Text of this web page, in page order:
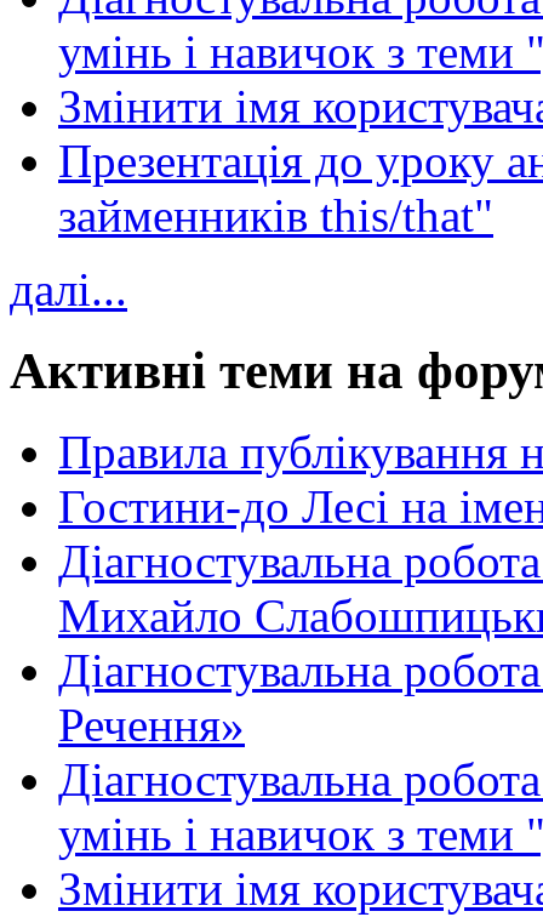
умінь і навичок з теми
Змінити імя
Презентація до уроку
займенників this/that"
далі...
Активні теми на
Правила публікування
Гостини-до Лесі на
Діагностувальна
Михайло
Діагностувальна
Речення»
Діагностувальна
умінь і навичок з теми
Змінити імя